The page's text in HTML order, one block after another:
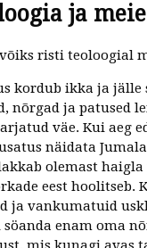
ja meie
risti teoloogial
kordub ikka ja jälle
nõrgad ja patused
väe. Kui aeg
näidata
olemast haigla
eest hoolitseb.
ja vankumatuid
söanda enam oma